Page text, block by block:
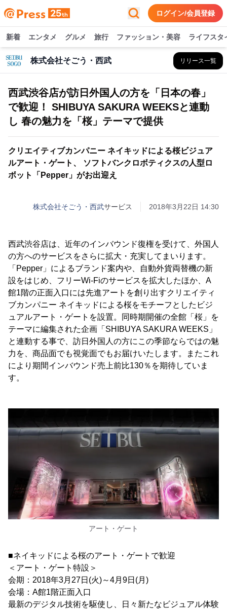
ログイン/会員登録
新着 エンタメ グルメ 旅行 ファッション・美容 ライフスタ
株式会社そごう・西武 リリース一覧
西武渋谷店が訪日外国人の方を「日本の春」
で歓迎！ SHIBUYA SAKURA WEEKSと連動
し 春の魅力を「桜」テーマで提供
クリエイティブカンパニー ネイキッドによる桜ビジュア
ルアート・ゲート、 ソフトバンクロボティクスの人型ロ
ボット「Pepper」がお出迎え
株式会社そごう・西武サービス 2018年3月22日 14:30
西武渋谷店は、近年のインバウンド復権を受けて、外国人
の方へのサービスをさらに拡大・充実してまいります。
「Pepper」によるブランド案内や、自動外貨両替機の新
設をはじめ、フリーWi-Fiのサービスを拡大したほか、A
館1階の正面入口には先進アートを創り出すクリエイティ
ブカンパニー ネイキッドによる桜をモチーフとしたビジ
ュアルアート・ゲートを設置。同時期開催の全館「桜」を
テーマに編集された企画「SHIBUYA SAKURA WEEKS」
と連動する事で、訪日外国人の方にこの季節ならではの魅
力を、商品面でも視覚面でもお届けいたします。またこれ
により期間インバウンド売上前比130％を期待していま
す。
アート・ゲート
■ネイキッドによる桜のアート・ゲートで歓迎
＜アート・ゲート特設＞
会期：2018年3月27日(火)～4月9日(月)
会場：A館1階正面入口
最新のデジタル技術を駆使し、日々新たなビジュアル体験